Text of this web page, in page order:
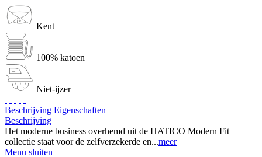
Kent
100% katoen
Niet-ijzer
Beschrijving Eigenschaften
Beschrijving
Het moderne business overhemd uit de HATICO Modern Fit
collectie staat voor de zelfverzekerde en...meer
Menu sluiten